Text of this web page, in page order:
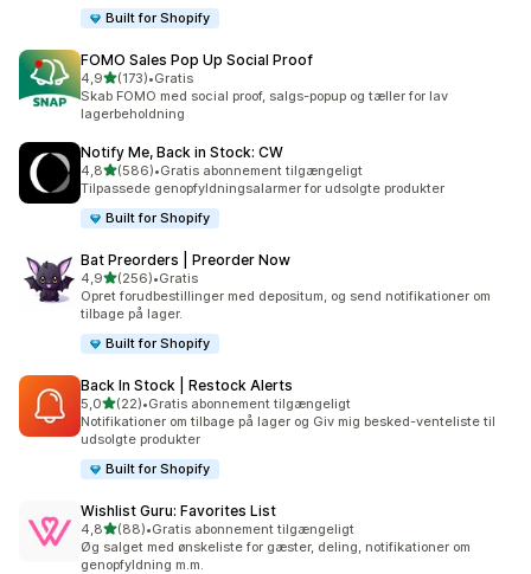
Built for Shopify
FOMO Sales Pop Up Social Proof
4,9ud af 5 stjerner
(173)
173 anmeldelser i alt
•Gratis
Skab FOMO med social proof, salgs-popup og tæller for lav
lagerbeholdning
Notify Me, Back in Stock: CW
4,8ud af 5 stjerner
(586)
586 anmeldelser i alt
•Gratis abonnement tilgængeligt
Tilpassede genopfyldningsalarmer for udsolgte produkter
Built for Shopify
Bat Preorders | Preorder Now
4,9ud af 5 stjerner
(256)
256 anmeldelser i alt
•Gratis
Opret forudbestillinger med depositum, og send notifikationer om
tilbage på lager.
Built for Shopify
Back In Stock | Restock Alerts
5,0ud af 5 stjerner
(22)
22 anmeldelser i alt
•Gratis abonnement tilgængeligt
Notifikationer om tilbage på lager og Giv mig besked-venteliste til
udsolgte produkter
Built for Shopify
Wishlist Guru: Favorites List
4,8ud af 5 stjerner
(88)
88 anmeldelser i alt
•Gratis abonnement tilgængeligt
Øg salget med ønskeliste for gæster, deling, notifikationer om
genopfyldning m.m.